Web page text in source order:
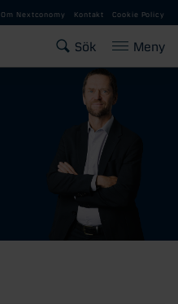
Gå till huvudinnehåll
Om Nextconomy Kontakt Cookie Policy
Sök Meny